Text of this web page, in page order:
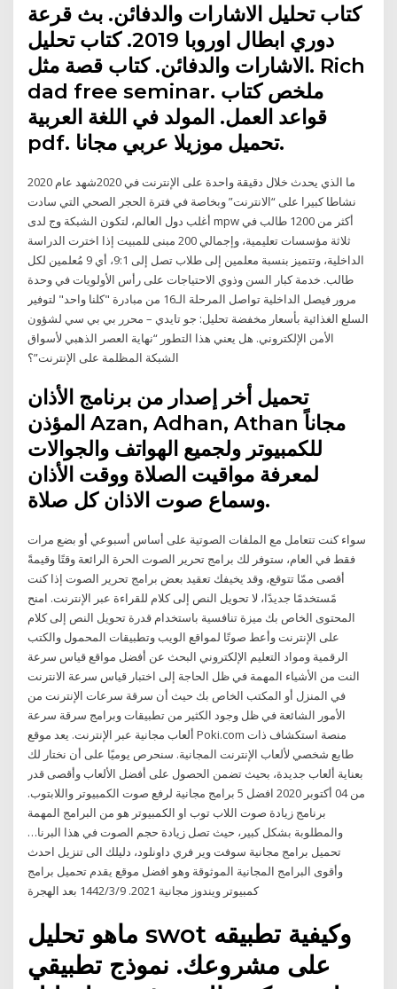
كتاب تحليل الاشارات والدفائن. بث قرعة
دوري ابطال اوروبا 2019. كتاب تحليل
الاشارات والدفائن. كتاب قصة مثل. Rich
dad free seminar. ملخص كتاب
قواعد العمل. المولد في اللغة العربية
pdf. تحميل موزيلا عربي مجانا.
ما الذي يحدث خلال دقيقة واحدة على الإنترنت في 2020شهد عام 2020
نشاطا كبيرا على “الانترنت” وبخاصة في فترة الحجر الصحي التي سادت
أغلب دول العالم، لتكون الشبكة وج لدى mpw أكثر من 1200 طالب في
ثلاثة مؤسسات تعليمية، وإجمالي 200 مبنى للمبيت إذا اخترت الدراسة
الداخلية، وتتميز بنسبة معلمين إلى طلاب تصل إلى 9:1، أي 9 مُعلمين لكل
طالب. خدمة كبار السن وذوي الاحتياجات على رأس الأولويات في وحدة
مرور فيصل الداخلية تواصل المرحلة الـ16 من مبادرة "كلنا واحد" لتوفير
السلع الغذائية بأسعار مخفضة تحليل: جو تايدي – محرر بي بي سي لشؤون
الأمن الإلكتروني. هل يعني هذا التطور “نهاية العصر الذهبي لأسواق
الشبكة المظلمة على الإنترنت”؟
تحميل أخر إصدار من برنامج الأذان
المؤذن Azan, Adhan, Athan مجاناً
للكمبيوتر ولجميع الهواتف والجوالات
لمعرفة مواقيت الصلاة ووقت الأذان
وسماع صوت الاذان كل صلاة.
سواء كنت تتعامل مع الملفات الصوتية على أساس أسبوعي أو بضع مرات
فقط في العام، ستوفر لك برامج تحرير الصوت الحرة الرائعة وقتًا وقيمةً
أقصى ممّا تتوقع، وقد يخيفك تعقيد بعض برامج تحرير الصوت إذا كنت
مًستخدمًا جديدًا، لا تحويل النص إلى كلام للقراءة عبر الإنترنت. امنح
المحتوى الخاص بك ميزة تنافسية باستخدام قدرة تحويل النص إلى كلام
على الإنترنت وأعط صوتًا لمواقع الويب وتطبيقات المحمول والكتب
الرقمية ومواد التعليم الإلكتروني البحث عن أفضل مواقع قياس سرعة
النت من الأشياء المهمة في ظل الحاجة إلى اختبار قياس سرعة الانترنت
في المنزل أو المكتب الخاص بك حيث أن سرقة سرعات الإنترنت من
الأمور الشائعة في ظل وجود الكثير من تطبيقات وبرامج سرقة سرعة
ألعاب مجانية عبر الإنترنت. يعد موقع Poki.com منصة استكشاف ذات
طابع شخصي لألعاب الإنترنت المجانية. سنحرص يوميًا على أن نختار لك
بعناية ألعاب جديدة، بحيث تضمن الحصول على أفضل الألعاب وأقصى قدر
من 04 أكتوبر 2020 افضل 5 برامج مجانية لرفع صوت الكمبيوتر واللابتوب.
برنامج زيادة صوت اللاب توب او الكمبيوتر هو من البرامج المهمة
والمطلوبة بشكل كبير، حيث تصل زيادة حجم الصوت في هذا البرنا…
تحميل برامج مجانية سوفت وير فري داونلود، دليلك الى تنزيل احدث
وأقوى البرامج المجانية الموثوقة وهو افضل موقع يقدم تحميل برامج
كمبيوتر ويندوز مجانية 2021. 9‏‏/3‏‏/1442 بعد الهجرة
ماهو تحليل swot وكيفية تطبيقه
على مشروعك. نموذج تطبيقي